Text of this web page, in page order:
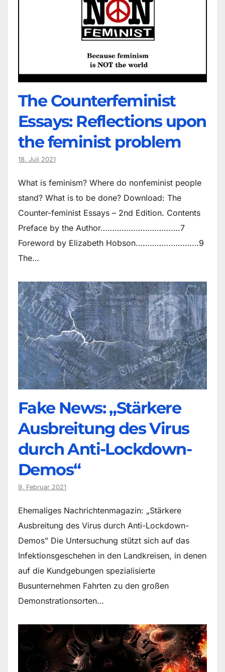
The Counter­feminist
Essays: Reflections upon
the feminist problem
18. Juli 2021
What is feminism? Where do non­feminist people
stand? What is to be done? Download: The
Counter-feminist Essays – 2nd Edition. Contents
Preface by the Author…………………………….7
Foreword by Elizabeth Hobson………………………9
The…
Fake News: „Stärkere
Ausbreitung des Virus
durch Anti-Lockdown-
Demos“
9. Februar 2021
Ehemaliges Nachrichtenmagazin: „Stärkere
Ausbreitung des Virus durch Anti-Lockdown-
Demos” Die Untersuchung stützt sich auf das
Infektionsgeschehen in den Landkreisen, in denen
auf die Kundgebungen spezialisierte
Busunternehmen Fahrten zu den großen
Demonstrationsorten…